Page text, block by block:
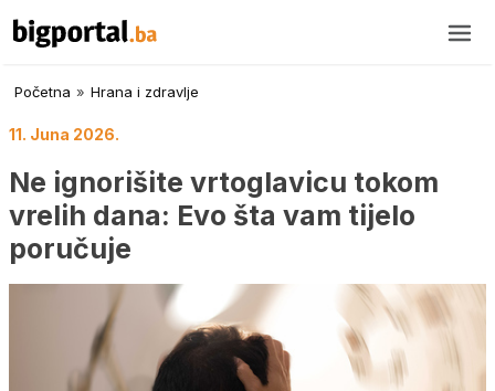
Početna » Hrana i zdravlje
11. Juna 2026.
Ne ignorišite vrtoglavicu tokom
vrelih dana: Evo šta vam tijelo
poručuje